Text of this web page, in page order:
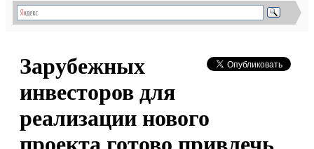
Зарубежных
инвесторов для
реализации нового